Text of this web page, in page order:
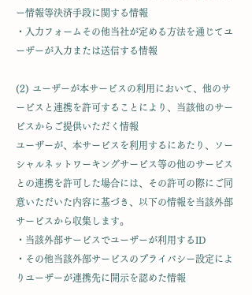
ー情報等決済手段に関する情報
・入力フォームその他当社が定める方法を通じてユ
ーザーが入力または送信する情報
(2) ユーザーが本サービスの利用において、他のサ
ービスと連携を許可することにより、当該他のサー
ビスからご提供いただく情報
ユーザーが、本サービスを利用するにあたり、ソー
シャルネットワーキングサービス等の他のサービス
との連携を許可した場合には、その許可の際にご同
意いただいた内容に基づき、以下の情報を当該外部
サービスから収集します。
・当該外部サービスでユーザーが利用するID
・その他当該外部サービスのプライバシー設定によ
りユーザーが連携先に開示を認めた情報